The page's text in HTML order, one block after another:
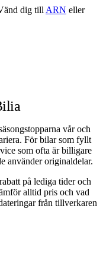
dig till ARN eller
vår och
För bilar som fyllt
som ofta är billigare
använder originaldelar.
på lediga tider och
alltid pris och vad
från tillverkaren